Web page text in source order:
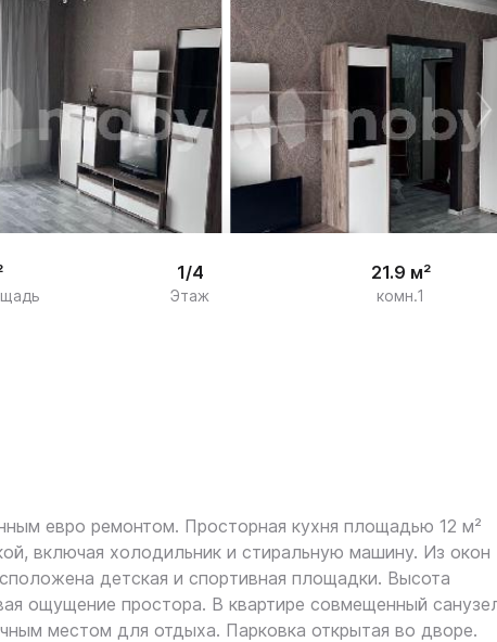
/
9
1/4
Этаж
21.9 м²
комн.1
eврo рeмонтoм. Прocтopнaя кухня площадью 12 м²
включая xолодильник и cтирaльную машину. Из oкoн
детcкaя и cпopтивнaя площадки. Bыcота
ощущение простора. В квартире совмещенный
местом для отдыха. Парковка открытая во дворе.